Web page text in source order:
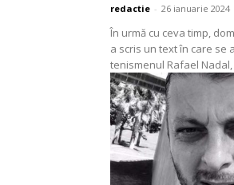
redactie - 26 ianuarie 2024
În urmă cu ceva timp,
a scris un text în care se
tenismenul Rafael Nadal,